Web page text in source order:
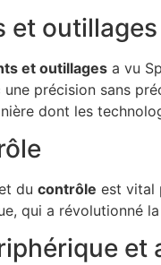
et outillages
et outillages a vu
précision sans
dont les
du contrôle est vital
qui a révolutionné
et